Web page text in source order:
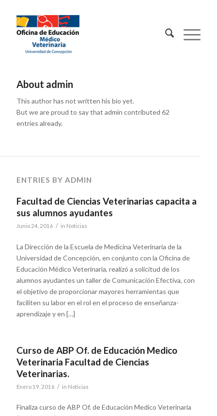
About admin
This author has not written his bio yet.
But we are proud to say that admin contributed 62
entries already.
ENTRIES BY ADMIN
Facultad de Ciencias Veterinarias capacita a
sus alumnos ayudantes
Junio 24, 2016 / in Noticias
La Dirección de la Escuela de Medicina Veterinaria de la
Universidad de Concepción, en conjunto con la Oficina de
Educación Médico Veterinaria, realizó a solicitud de los
alumnos ayudantes un taller de Comunicación Efectiva, con
el objetivo de proporcionar mayores herramientas que
faciliten su labor en el rol en el proceso de enseñanza-
aprendizaje y en […]
Curso de ABP Of. de Educación Medico
Veterinaria Facultad de Ciencias
Veterinarias.
Enero 19, 2016 / in Noticias
Finaliza curso de ABP Of. de Educación Medico Veterinaria